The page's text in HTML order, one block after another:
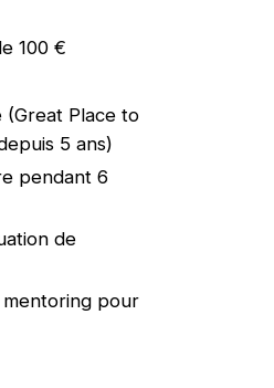
100 €
(Great Place to
5 ans)
pendant 6
de
pour